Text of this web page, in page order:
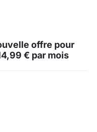
offre pour
€ par mois